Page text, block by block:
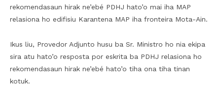
rekomendasaun hirak ne’ebé PDHJ hato’o mai iha MAP
relasiona ho edifisiu Karantena MAP iha fronteira Mota-Ain.
Ikus liu, Provedor Adjunto husu ba Sr. Ministro ho nia ekipa
sira atu hato’o resposta por eskrita ba PDHJ relasiona ho
rekomendasaun hirak ne’ebé hato’o tiha ona tiha tinan
kotuk.